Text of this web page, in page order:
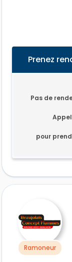
Prenez
Pas de
pour
Ramoneur